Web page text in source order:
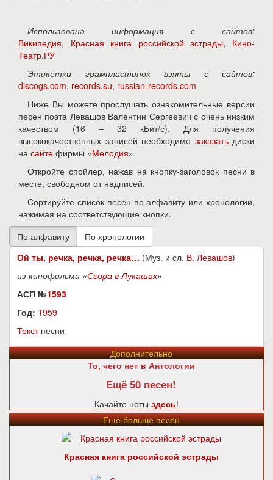
Использована информация с сайтов:
Википедия, Красная книга российской эстрады, Кино-
Театр.РУ
Этикетки грампластинок взяты с сайтов:
discogs.com, records.su, russian-records.com
Ниже Вы можете прослушать ознакомительные версии
песен поэта Левашов Валентин Сергеевич с очень низким
качеством (16 – 32 кБит/с). Для получения
высококачественных записей необходимо заказатьдиски
на сайте фирмы «Мелодия».
Откройте спойлер, нажав на кнопку-заголовок песни в
месте, свободном от надписей.
Сортируйте список песен по алфавиту или хронологии,
нажимая на соответствующие кнопки.
Ой ты, речка, речка, речка… (Муз. и сл. В. Левашов)
из кинофильма «Ссора в Лукашах»
АСП №1593
Год: 1959
Текстпесни
Дополнительно
То, чего нет в Антологии
Ещё 50 песен!
Качайте ноты здесь!
Ещё больше песен
Красная книга российской эстрады